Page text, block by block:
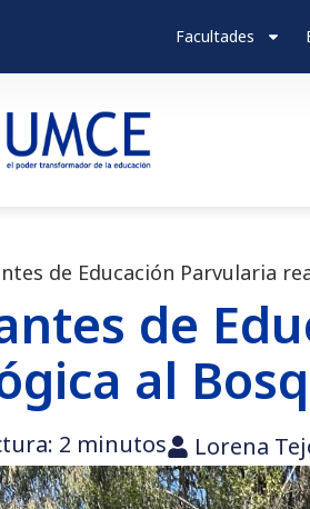
Facultades
de Educación Parvularia
de
al
2 minutos Lorena